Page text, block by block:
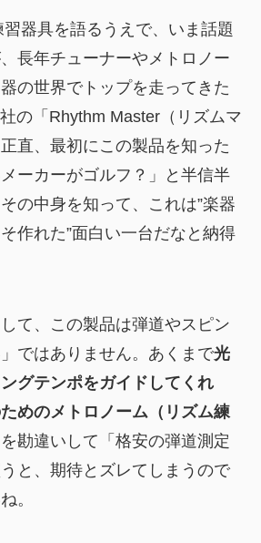
器具を語るうえで、いま話題
長年チューナーやメトロノー
の世界でトップを走ってきた
の「Rhythm Master（リズムマ
直、最初にこの製品を知った
ーカーがゴルフ？」と半信半
の中身を知って、これは”楽器
作れた”面白い一台だなと納得
て、この製品は弾道やスピン
ではありません。あくまで光
グテンポをガイドしてくれ
めのメトロノーム（リズム練
勘違いして「格安の弾道測定
と、期待とズレてしまうので
。